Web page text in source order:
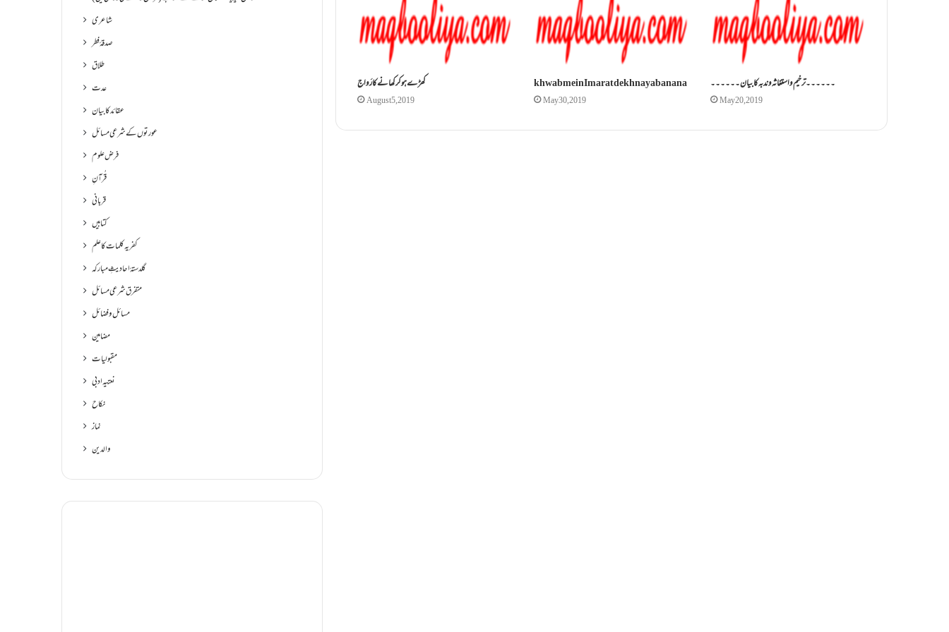
کھڑے ہو کر کھانے کا رَواج
August 5, 2019
khwab mein Imarat dekhna ya banana
May 30, 2019
۔۔۔۔۔۔ترخیم واستغاثہ وندبہ کا بیان۔۔۔۔۔۔
May 20, 2019
شاعری
صدقۂ فطر
طلاق
عدت
عقائد کا بیان
عورتوں کے شرعی مسائل
فرض علوم
قُرآنِ
قربانی
کتابیں
کفریہ کلمات کا علم
گلدستۂ احادیثِ مبارکہ
متفرق شرعی مسائل
مسائل و فضائل
مضامین
مقبولیات
نعتیہ ادبی
نکاح
نماز
والدین